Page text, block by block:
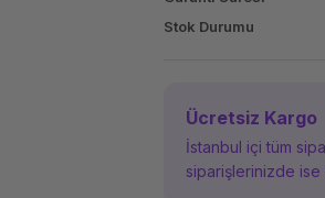
Stok Durumu
Ücretsiz Kargo
İstanbul içi tüm
siparişlerinizde ise